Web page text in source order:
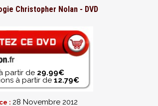
Christopher Nolan - DVD
partir de 29.99€
à partir de 12.79€
: 28 Novembre 2012